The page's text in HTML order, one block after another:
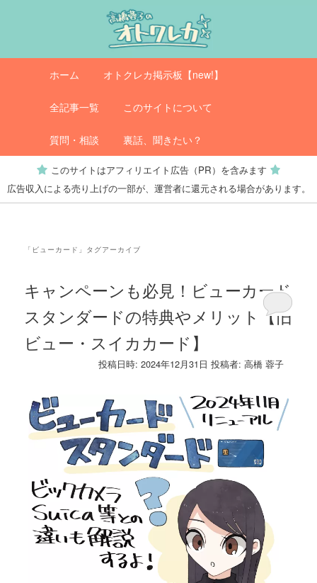
へ
動
移
オトクレカ
ュ
ホーム オトクレカ掲示板【new!】
全記事一覧 このサイトについて
質問・相談 裏話、聞きたい？
このサイトはアフィリエイト広告（PR）を含みます
広告収入による売り上げの一部が、運営者に還元される場合があります。
「 ビューカード 」タグアーカイブ
キャンペーンも必見！ビューカード
スタンダードの特典やメリット【旧
ビュー・スイカカード】
投稿日時:2024年12月31日 投稿者:高橋 蓉子